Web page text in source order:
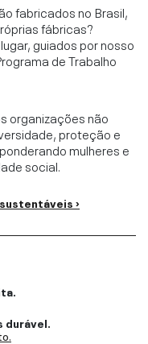
fabricados no Brasil,
fábricas?
guiados por nosso
de Trabalho
organizações não
proteção e
mulheres e
social.
›